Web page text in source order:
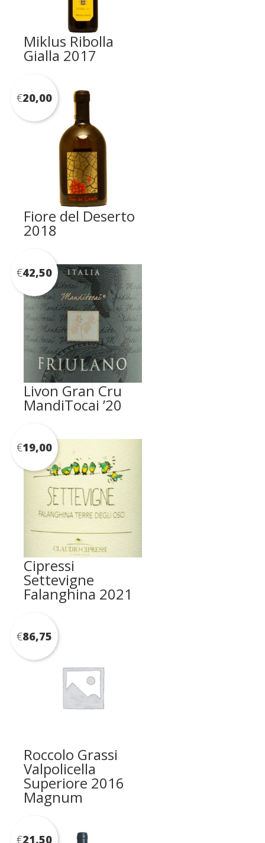
Miklus Ribolla
Gialla 2017
Fiore del Deserto
2018
€20,00
Livon Gran Cru
MandiTocai ’20
€42,50
Cipressi
Settevigne
Falanghina 2021
€19,00
Roccolo Grassi
Valpolicella
Superiore 2016
Magnum
€86,75
€21,50